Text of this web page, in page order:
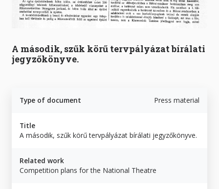
A második, szűk körű tervpályázat bírálati
jegyzőkönyve.
Type of document Press material
Title
A második, szűk körű tervpályázat bírálati jegyzőkönyve.
Related work
Competition plans for the National Theatre